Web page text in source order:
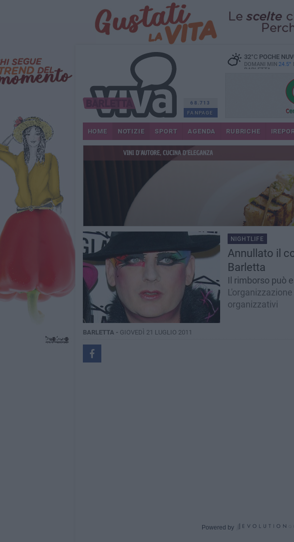
68.713
FANPAGE
32°CPOCHE
DOMANI MIN 24.5°
BARLETTA
HOME NOTIZIE SPORT AGENDA RUBRICHE
NIGHTLIFE
Annullato il
Barletta
Il rimborso può
organizzativi
BARLETTA - GIOVEDÌ 21 LUGLIO 2011
Powered by